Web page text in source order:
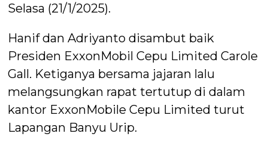
Selasa (21/1/2025).
Hanif dan Adriyanto disambut baik
Presiden ExxonMobil Cepu Limited Carole
Gall. Ketiganya bersama jajaran lalu
melangsungkan rapat tertutup di dalam
kantor ExxonMobile Cepu Limited turut
Lapangan Banyu Urip.